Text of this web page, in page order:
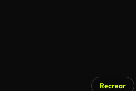
Recrear